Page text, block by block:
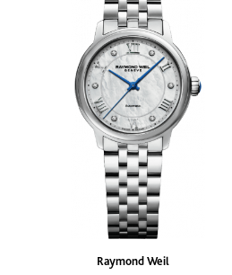
Raymond Weil